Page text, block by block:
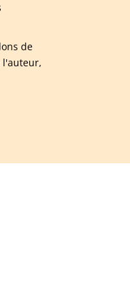
de
l'auteur,